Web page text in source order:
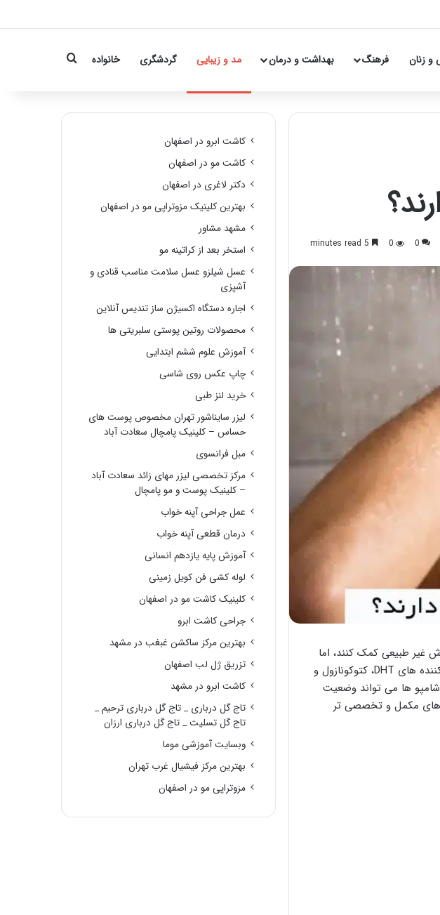
و زنان فرهنگ بهداشت و درمان مد و زیبایی گردشگری خانواده Search for
0
0
ریزش غیر طبیعی کمک کنند، اما
نمی ‌توانند علت اصلی ریزش مو را به طور کامل درمان کنند. این شامپوها با ترکیباتی مانند مسدود کننده‌ های DHT، کتوکونازول و
ها می ‌تواند وضعیت
های مکمل و تخصصی ‌تر
کاشت ابرو در اصفهان
کاشت مو در اصفهان
دکتر لاغری در اصفهان
بهترین کلینیک مزوتراپی مو در اصفهان
مشهد مشاور
استخر بعد از کراتینه مو
عسل شیلزو عسل سلامت مناسب قنادی و
آشپزی
اجاره دستگاه اکسیژن ساز تندیس آنلاین
محصولات روتین پوستی سلبریتی ها
آموزش علوم ششم ابتدایی
چاپ عکس روی شاسی
خرید لنز طبی
لیزر سایناشور تهران مخصوص پوست های
حساس – کلینیک پامچال سعادت آباد
مبل فرانسوی
مرکز تخصصی لیزر مهای زائد سعادت آباد
– کلینیک پوست و مو پامچال
عمل جراحی آپنه خواب
درمان قطعی آپنه خواب
آموزش پایه یازدهم انسانی
لوله کشی فن کویل زمینی
کلینیک کاشت مو در اصفهان
جراحی کاشت ابرو
بهترین مرکز ساکشن غبغب در مشهد
تزریق ژل لب اصفهان
کاشت ابرو در مشهد
تاج گل درباری _ تاج گل درباری ترحیم _
تاج گل تسلیت _ تاج گل درباری ارزان
وبسایت آموزشی موما
بهترین مرکز فیشیال غرب تهران
مزوتراپی مو در اصفهان